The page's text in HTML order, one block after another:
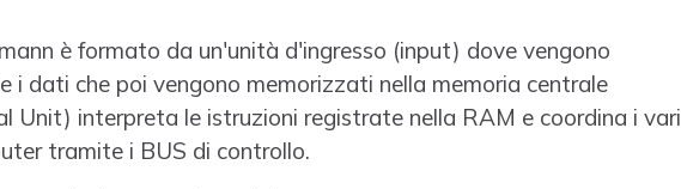
è formato da un'unità d'ingresso (input) dove vengono
i dati che poi vengono memorizzati nella memoria centrale
Unit) interpreta le istruzioni registrate nella RAM e coordina i vari
tramite i BUS di controllo.